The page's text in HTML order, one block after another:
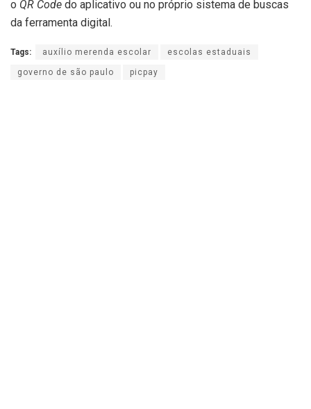
o QR Code do aplicativo ou no próprio sistema de buscas
da ferramenta digital.
Tags: auxílio merenda escolar escolas estaduais
governo de são paulo picpay